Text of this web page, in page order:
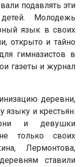
подавлять эти
Молодежь
язык в своих
открыто и тайно
гимназистов в
газеты и журнал
деревни,
языку и крестьян.
и девушки
только своих
Лермонтова,
ставили